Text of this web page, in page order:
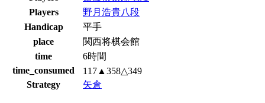
Players
野月浩貴八段
Handicap
平手
place
関西将棋会館
time
6時間
time_consumed
117▲358△349
Strategy
矢倉